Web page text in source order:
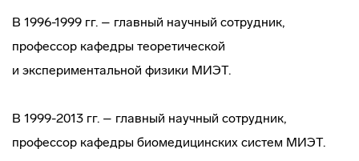
В 1996-1999 гг. – главный научный сотрудник,
профессор кафедры теоретической
и экспериментальной физики МИЭТ.
В 1999-2013 гг. – главный научный сотрудник,
профессор кафедры биомедицинских систем МИЭТ.